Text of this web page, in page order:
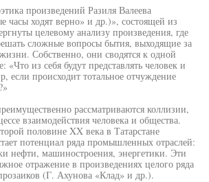
произведений Разиля Валеева
часы ходят верно» и др.)», состоящей из
целевому анализу произведения, где
сложные вопросы бытия, выходящие за
Собственно, они сводятся к одной
«Что из себя будут представлять человек и
если происходит тотальное отчуждение
рассматриваются коллизии,
взаимодействия человека и общества.
половине XX века в Татарстане
потенциал ряда промышленных отраслей:
нефти, машиностроения, энергетики. Эти
отражение в произведениях целого ряда
(Г. Ахунова «Клад» и др.).